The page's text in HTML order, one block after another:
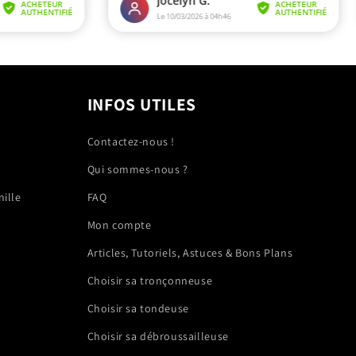
INFOS UTILES
Contactez-nous !
Qui sommes-nous ?
FAQ
Mon compte
Articles, Tutoriels, Astuces & Bons Plans
Choisir sa tronçonneuse
Choisir sa tondeuse
Choisir sa débroussailleuse